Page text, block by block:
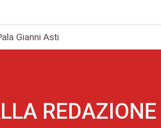
Gianni Asti
REDAZIONE